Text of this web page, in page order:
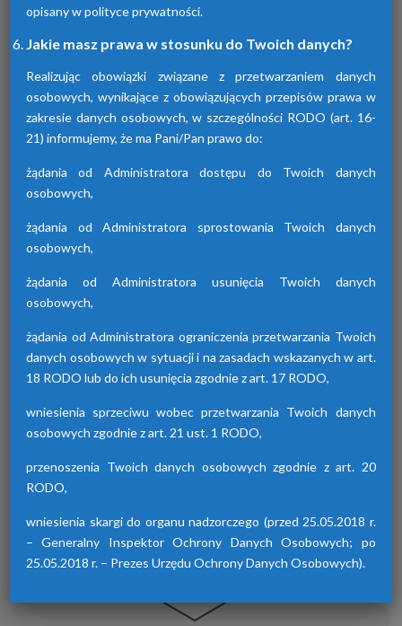
dostępne w różnych seriach. Każda z nich
Osuszacze hybrydowe z serii HDB
osuszacza ziębniczego i adsorpcyjnego,
wyróżniają się niskimi kosztami eksploatacji,
możliwością wyboru trybu pracy lato/zima
opisany w polityce prywatności.
Jakie masz prawa w stosunku do Twoich danych?
Realizując obowiązki związane z przetwarzaniem danych
osobowych, wynikające z obowiązujących przepisów prawa w
zakresie danych osobowych, w szczególności RODO (art. 16-
21) informujemy, że ma Pani/Pan prawo do:
żądania od Administratora dostępu do Twoich danych
osobowych,
żądania od Administratora sprostowania Twoich danych
osobowych,
żądania od Administratora usunięcia Twoich danych
osobowych,
żądania od Administratora ograniczenia przetwarzania Twoich
danych osobowych w sytuacji i na zasadach wskazanych w art.
18 RODO lub do ich usunięcia zgodnie z art. 17 RODO,
wniesienia sprzeciwu wobec przetwarzania Twoich danych
osobowych zgodnie z art. 21 ust. 1 RODO,
przenoszenia Twoich danych osobowych zgodnie z art. 20
RODO,
wniesienia skargi do organu nadzorczego (przed 25.05.2018 r.
– Generalny Inspektor Ochrony Danych Osobowych; po
25.05.2018 r. – Prezes Urzędu Ochrony Danych Osobowych).